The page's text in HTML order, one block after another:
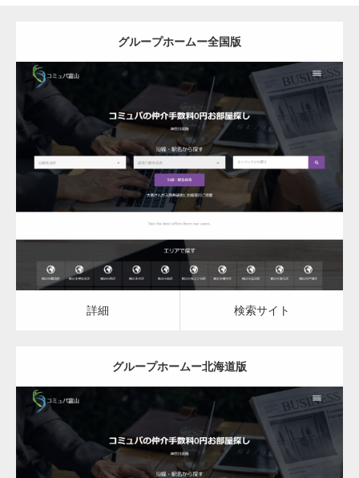
グループホームー全国版
更新日： 2023.03.09
グループホーム
詳細 検索サイト
詳細 検索サイト
グループホームー北海道版
更新日： 2023.03.09